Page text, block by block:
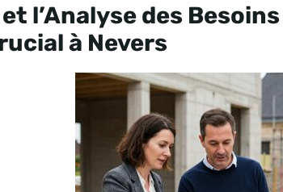
et l’Analyse des
à Nevers